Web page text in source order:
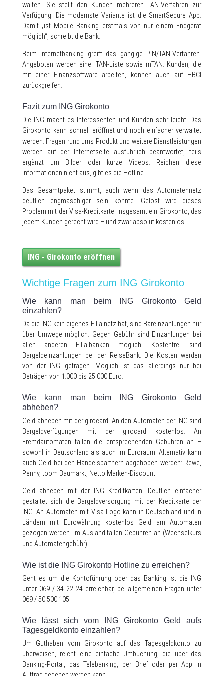
walten. Sie stellt den Kunden mehreren TAN-Verfahren zur
Verfügung. Die modernste Variante ist die SmartSecure App.
Damit „ist Mobile Banking erstmals von nur einem Endgerät
möglich“, schreibt die Bank.
Beim Internetbanking greift das gängige PIN/TAN-Verfahren.
Angeboten werden eine iTAN-Liste sowie mTAN. Kunden, die
mit einer Finanzsoftware arbeiten, können auch auf HBCI
zurückgreifen.
Fazit zum ING Girokonto
Die ING macht es Interessenten und Kunden sehr leicht. Das
Girokonto kann schnell eröffnet und noch einfacher verwaltet
werden. Fragen rund ums Produkt und weitere Dienstleistungen
werden auf der Internetseite ausführlich beantwortet, teils
ergänzt um Bilder oder kurze Videos. Reichen diese
Informationen nicht aus, gibt es die Hotline.
Das Gesamtpaket stimmt, auch wenn das Automatennetz
deutlich engmaschiger sein könnte. Gelöst wird dieses
Problem mit der Visa-Kreditkarte. Insgesamt ein Girokonto, das
jedem Kunden gerecht wird – und zwar absolut kostenlos.
ING - Girokonto eröffnen
Wichtige Fragen zum ING Girokonto
Wie kann man beim ING Girokonto Geld
einzahlen?
Da die ING kein eigenes Filialnetz hat, sind Bareinzahlungen nur
über Umwege möglich. Gegen Gebühr sind Einzahlungen bei
allen anderen Filialbanken möglich. Kostenfrei sind
Bargeldeinzahlungen bei der ReiseBank. Die Kosten werden
von der ING getragen. Möglich ist das allerdings nur bei
Beträgen von 1.000 bis 25.000 Euro.
Wie kann man beim ING Girokonto Geld
abheben?
Geld abheben mit der girocard: An den Automaten der ING sind
Bargeldverfügungen mit der girocard kostenlos. An
Fremdautomaten fallen die entsprechenden Gebühren an –
sowohl in Deutschland als auch im Euroraum. Alternativ kann
auch Geld bei den Handelspartnern abgehoben werden: Rewe,
Penny, toom Baumarkt, Netto Marken-Discount.
Geld abheben mit der ING Kreditkarten: Deutlich einfacher
gestaltet sich die Bargeldversorgung mit der Kreditkarte der
ING. An Automaten mit Visa-Logo kann in Deutschland und in
Ländern mit Eurowährung kostenlos Geld am Automaten
gezogen werden. Im Ausland fallen Gebühren an (Wechselkurs
und Automatengebühr).
Wie ist die ING Girokonto Hotline zu erreichen?
Geht es um die Kontoführung oder das Banking ist die ING
unter 069 / 34 22 24 erreichbar, bei allgemeinen Fragen unter
069 / 50 500 105.
Wie lässt sich vom ING Girokonto Geld aufs
Tagesgeldkonto einzahlen?
Um Guthaben vom Girokonto auf das Tagesgeldkonto zu
überweisen, reicht eine einfache Umbuchung, die über das
Banking-Portal, das Telebanking, per Brief oder per App in